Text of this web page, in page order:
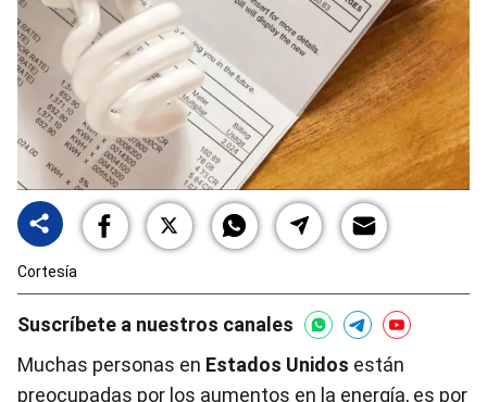
Cortesía
Suscríbete a nuestros canales
Muchas personas en Estados Unidos están
preocupadas por los aumentos en la energía, es por